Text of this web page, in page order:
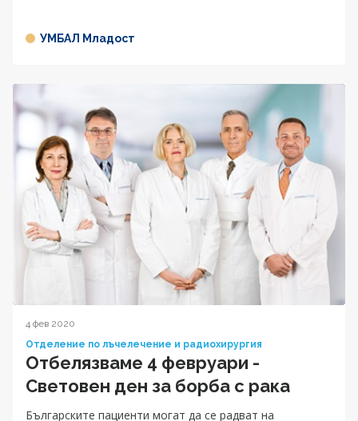
УМБАЛ Младост
4 фев 2020
Отделение по лъчелечение и радиохирургия
Отбелязваме 4 февруари -
Световен ден за борба с рака
Българските пациенти могат да се радват на